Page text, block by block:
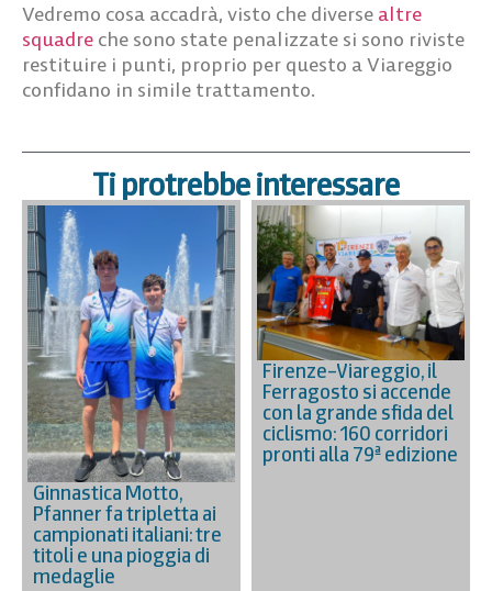
Vedremo cosa accadrà, visto che diverse altre
squadre che sono state penalizzate si sono riviste
restituire i punti, proprio per questo a Viareggio
confidano in simile trattamento.
Ti protrebbe interessare
Ginnastica Motto,
Pfanner fa tripletta ai
campionati italiani: tre
titoli e una pioggia di
medaglie
Firenze–Viareggio, il
Ferragosto si accende
con la grande sfida del
ciclismo: 160 corridori
pronti alla 79ª edizione